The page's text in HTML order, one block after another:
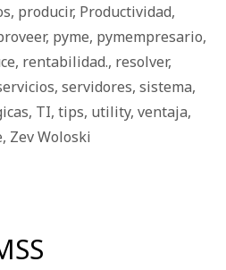
, producir, Productividad,
, pyme, pymempresario,
, rentabilidad., resolver,
, servidores, sistema,
, TI, tips, utility, ventaja,
, Zev Woloski